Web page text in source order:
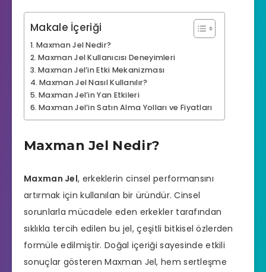
Makale İçeriği
Maxman Jel Nedir?
Maxman Jel Kullanıcısı Deneyimleri
Maxman Jel’in Etki Mekanizması
Maxman Jel Nasıl Kullanılır?
Maxman Jel’in Yan Etkileri
Maxman Jel’in Satın Alma Yolları ve Fiyatları
Maxman Jel Nedir?
Maxman Jel, erkeklerin cinsel performansını
artırmak için kullanılan bir üründür. Cinsel
sorunlarla mücadele eden erkekler tarafından
sıklıkla tercih edilen bu jel, çeşitli bitkisel özlerden
formüle edilmiştir. Doğal içeriği sayesinde etkili
sonuçlar gösteren Maxman Jel, hemsertleşme